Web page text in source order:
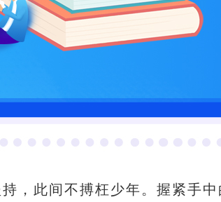
，此间不搏枉少年。握紧手中